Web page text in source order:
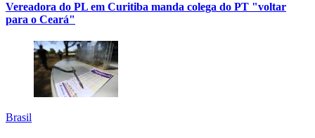
Vereadora do PL em Curitiba manda colega do PT "voltar
para o Ceará"
Brasil